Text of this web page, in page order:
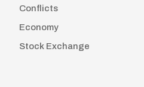
Conflicts
Economy
Stock Exchange